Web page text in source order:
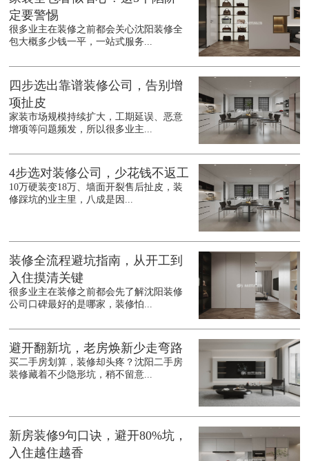
定要警惕
很多业主在装修之前都会关心沈阳装修全
包大概多少钱一平，一站式服务...
四步选出靠谱装修公司，告别增
项扯皮
家装市场规模持续扩大，工期延误、恶意
增项等问题频发，所以很多业主...
4步选对装修公司，少花钱不返工
10万硬装变18万、墙面开裂售后扯皮，装
修踩坑的业主里，八成是因...
装修全流程避坑指南，从开工到
入住摸清关键
很多业主在装修之前都会先了解沈阳装修
公司口碑最好的是哪家，装修怕...
避开翻新坑，老房焕新少走弯路
买二手房划算，装修却头疼？沈阳二手房
装修藏着不少隐形坑，稍不留意...
新房装修9句口诀，避开80%坑，
入住越住越香